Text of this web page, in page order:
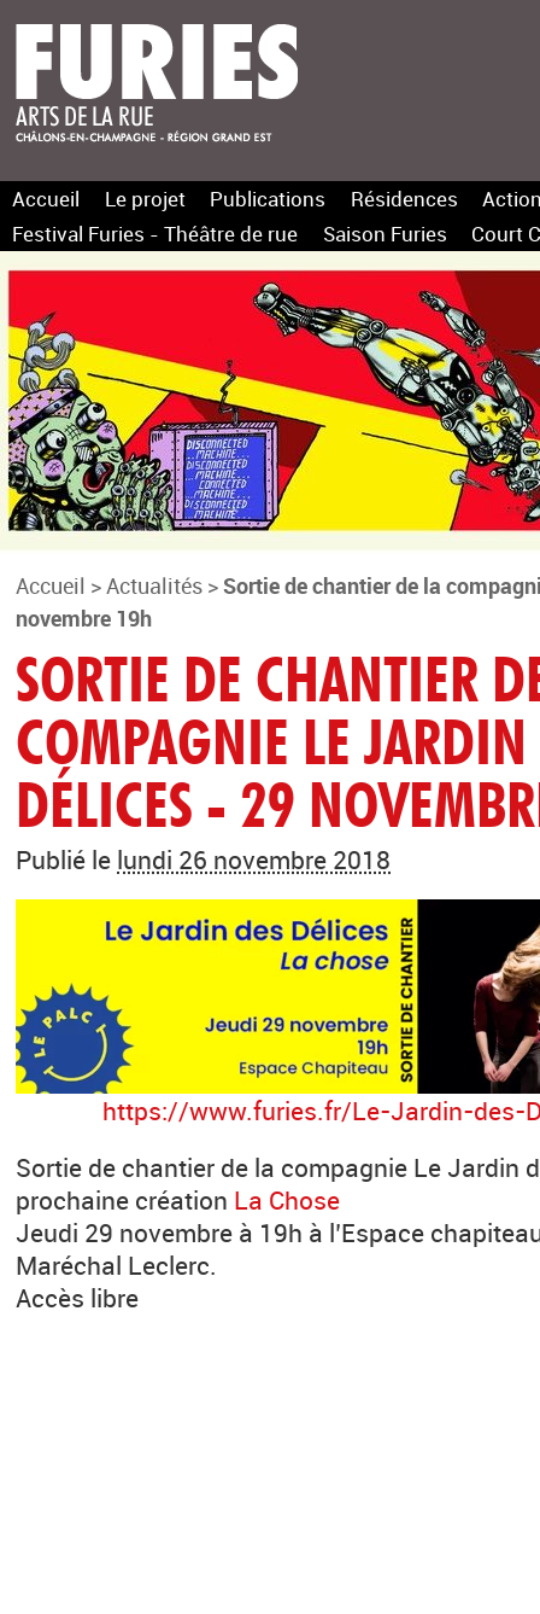
Accueil Le projet Publications Résidences
Festival Furies - Théâtre de rue
Saison Furies Court
Accueil > Actualités >Sortie de chantier de la
novembre 19h
SORTIE DE CHANTIER
COMPAGNIE LE JARDIN
DÉLICES - 29
Publié le lundi 26 novembre 2018
https://www.furies.fr/Le-Jardin-des-
Sortie de chantier de la compagnie Le Jardin
prochaine création La Chose
Jeudi 29 novembre à 19h à l’Espace
Maréchal Leclerc.
Accès libre